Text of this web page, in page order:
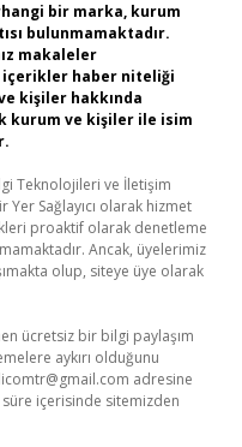
bir marka, kurum
bulunmamaktadır.
makaleler
içerikler haber niteliği
kişiler hakkında
kurum ve kişiler ile isim
Teknolojileri ve İletişim
Yer Sağlayıcı olarak hizmet
proaktif olarak denetleme
Ancak, üyelerimiz
olup, siteye üye olarak
ücretsiz bir bilgi paylaşım
aykırı olduğunu
adresine
içerisinde sitemizden